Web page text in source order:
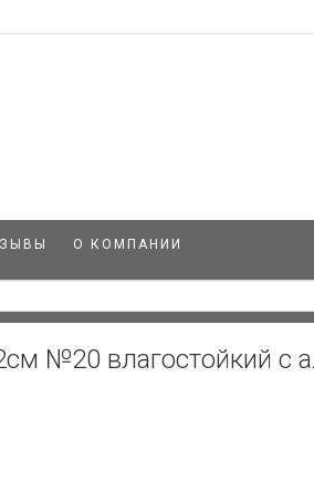
О КОМПАНИИ
№20 влагостойкий с